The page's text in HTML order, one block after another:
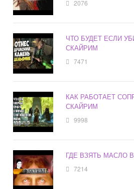
2076
ЧТО БУДЕТ ЕСЛИ
СКАЙРИМ
7471
КАК РАБОТАЕТ
СКАЙРИМ
9998
ГДЕ ВЗЯТЬ МАСЛО
7214